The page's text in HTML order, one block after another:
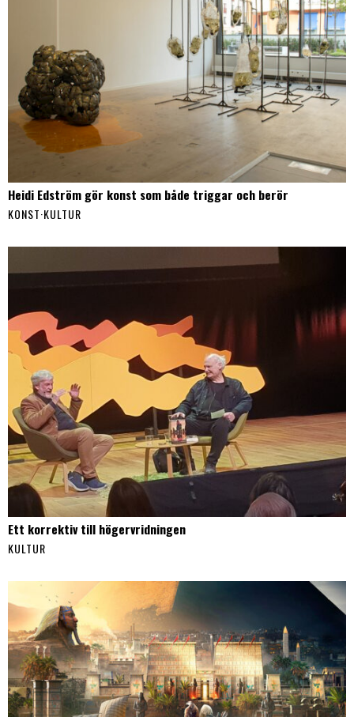
Heidi Edström gör konst som både triggar och berör
KONST·KULTUR
Ett korrektiv till högervridningen
KULTUR